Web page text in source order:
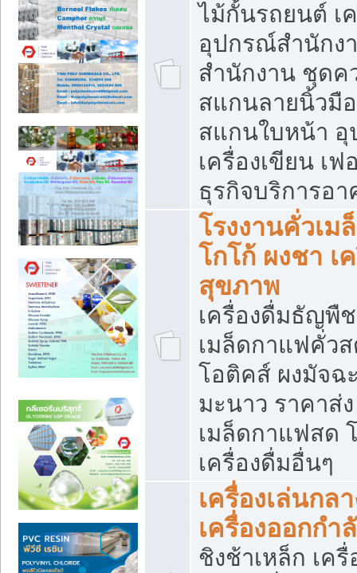
ไม้กั้นรถยนต์ เ
อุปกรณ์สำนักง
สำนักงาน ชุดค
สแกนลายนิ้วมื
สแกนใบหน้า
เครื่องเขียน เ
ธุรกิจบริการอ
โรงงานคั่วเม
โกโก้ ผงชา เ
สุขภาพ
เครื่องดื่มธัญพื
เมล็ดกาแฟคั่ว
โอติคส์ ผงมัจฉ
มะนาว ราคาส่
เมล็ดกาแฟสด
เครื่องดื่มอื่นๆ
เครื่องเล่นกล
เครื่องออกกำ
ชิงช้าเหล็ก เค